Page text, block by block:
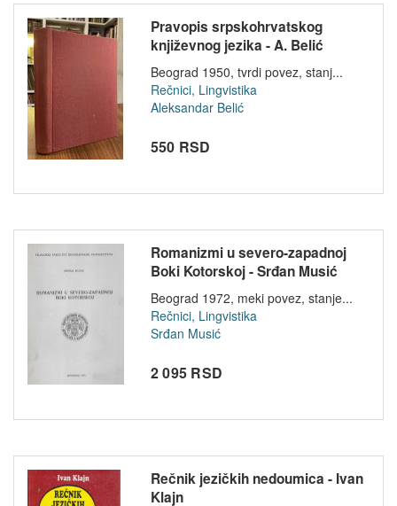
Pravopis srpskohrvatskog
književnog jezika - A. Belić
Beograd 1950, tvrdi povez, stanj...
Rečnici, Lingvistika
Aleksandar Belić
550 RSD
Romanizmi u severo-zapadnoj
Boki Kotorskoj - Srđan Musić
Beograd 1972, meki povez, stanje...
Rečnici, Lingvistika
Srđan Musić
2 095 RSD
Rečnik jezičkih nedoumica - Ivan
Klajn